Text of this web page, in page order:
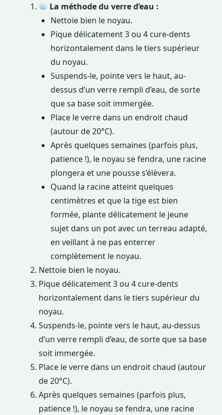
La méthode du verre d’eau :
Nettoie bien le noyau.
Pique délicatement 3 ou 4 cure-dents
horizontalement dans le tiers supérieur
du noyau.
Suspends-le, pointe vers le haut, au-
dessus d’un verre rempli d’eau, de sorte
que sa base soit immergée.
Place le verre dans un endroit chaud
(autour de 20°C).
Après quelques semaines (parfois plus,
patience !), le noyau se fendra, une racine
plongera et une pousse s’élèvera.
Quand la racine atteint quelques
centimètres et que la tige est bien
formée, plante délicatement le jeune
sujet dans un pot avec un terreau adapté,
en veillant à ne pas enterrer
complètement le noyau.
Nettoie bien le noyau.
Pique délicatement 3 ou 4 cure-dents
horizontalement dans le tiers supérieur du
noyau.
Suspends-le, pointe vers le haut, au-dessus
d’un verre rempli d’eau, de sorte que sa base
soit immergée.
Place le verre dans un endroit chaud (autour
de 20°C).
Après quelques semaines (parfois plus,
patience !), le noyau se fendra, une racine